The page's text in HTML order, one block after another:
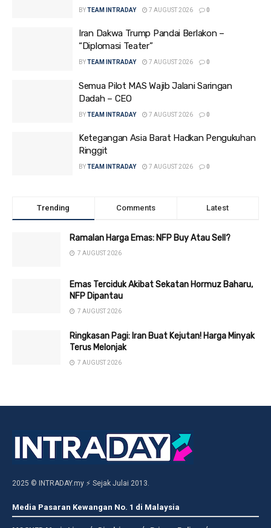
BYTEAM INTRADAY 7 AUGUST 2026 0
Iran Dakwa Trump Pandai Berlakon –
“Diplomasi Teater”
BY TEAM INTRADAY 7 AUGUST 2026 0
Semua Pilot MAS Wajib Jalani Saringan
Dadah – CEO
BYTEAM INTRADAY 7 AUGUST 2026 0
Ketegangan Asia Barat Hadkan Pengukuhan
Ringgit
BY TEAM INTRADAY 7 AUGUST 2026 0
Trending Comments Latest
Ramalan Harga Emas: NFP Buy Atau Sell?
7 AUGUST 2026
Emas Terciduk Akibat Sekatan Hormuz Baharu,
NFP Dipantau
7 AUGUST 2026
Ringkasan Pagi: Iran Buat Kejutan! Harga Minyak
Terus Melonjak
7 AUGUST 2026
2025 © INTRADAY.my ⚡ Sejak Julai 2013.
Media Pasaran Kewangan No. 1 di Malaysia